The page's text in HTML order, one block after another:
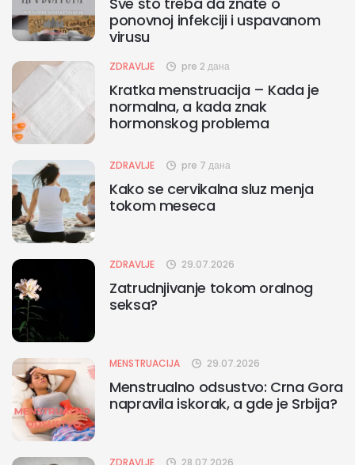
ponovnoj infekciji i uspavanom
virusu
ZDRAVLJE pre 2 дана
Kratka menstruacija – Kada je
normalna, a kada znak
hormonskog problema
ZDRAVLJE pre 7 дана
Kako se cervikalna sluz menja
tokom meseca
ZDRAVLJE 29.07.2026
Zatrudnjivanje tokom oralnog
seksa?
MENSTRUACIJA 29.07.2026
Menstrualno odsustvo: Crna Gora
napravila iskorak, a gde je Srbija?
ZDRAVLJE 28.07.2026